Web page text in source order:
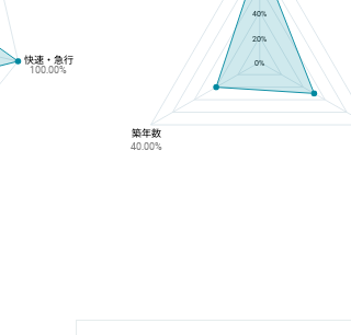
快速・急行
100.00%
40%
20%
0%
築年数
40.00%